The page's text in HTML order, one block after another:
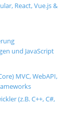
React, Vue.js &
und JavaScript
MVC, WebAPI,
(z.B. C++, C#,